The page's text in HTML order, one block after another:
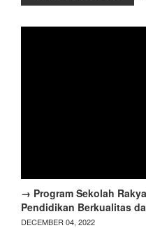
→ Program Sekolah
Pendidikan Berkualitas
DECEMBER 04, 2022